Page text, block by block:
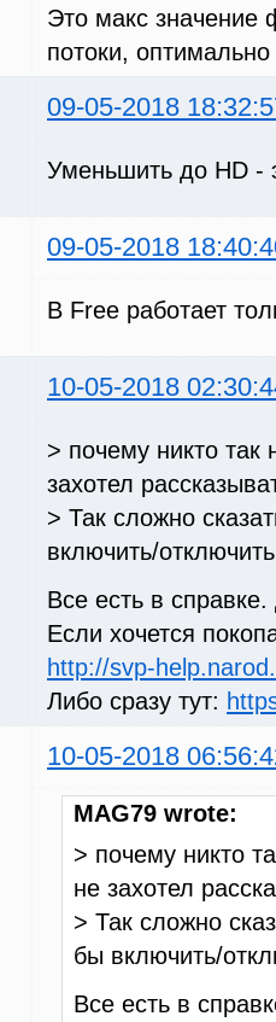
Это макс значение
потоки,
09-05-2018
Уменьшить до HD -
09-05-2018
В Free работает
10-05-2018
> почему никто так
захотел
> Так сложно
включить/
Все есть в
Если хочется
http://svp-
Либо сразу тут:
10-05-2018
MAG79 wrote:
> почему никто
не захотел
> Так сложно
бы включить/
Все есть в